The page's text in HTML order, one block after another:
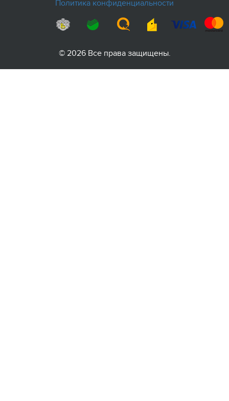
Политика конфиденциальности
© 2026 Все права защищены.